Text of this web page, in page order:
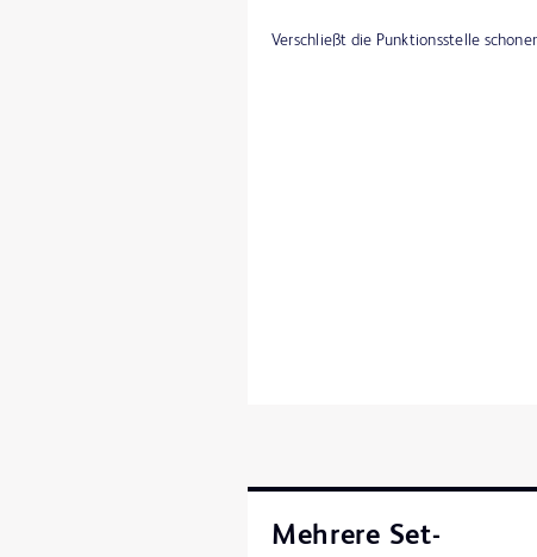
Verschließt die Punktionsstelle
Mehrere Set-